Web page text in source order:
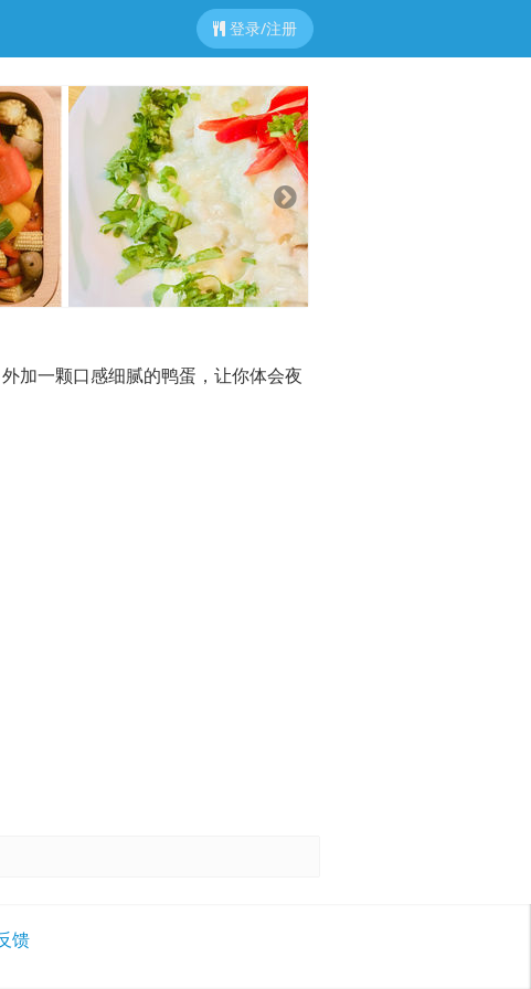
登录/注册
Next
加一颗口感细腻的鸭蛋，让你体会夜
馈